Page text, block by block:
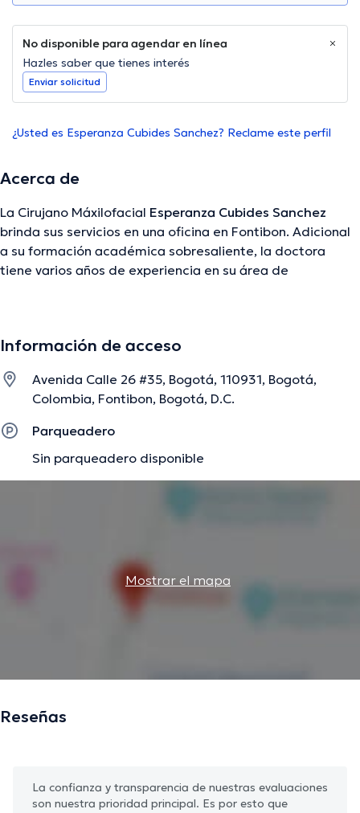
No disponible para agendar en línea
Hazles saber que tienes interés
Enviar solicitud
¿Usted es Esperanza Cubides Sanchez? Reclame este perfil
Acerca de
La Cirujano Máxilofacial Esperanza Cubides Sanchez
brinda sus servicios en una oficina en Fontibon. Adicional
a su formación académica sobresaliente, la doctora
tiene varios años de experiencia en su área de
asociaciones médicas. Esperanza Cubides Sanchez ha
una formación continua en su ámbito de especialización y
ha publicado importantes publicaciones. Español son los
idiomas operados por la doctora.
Información de acceso
Avenida Calle 26 #35, Bogotá, 110931, Bogotá,
Colombia, Fontibon, Bogotá, D.C.
Parqueadero
Sin parqueadero disponible
Mostrar el mapa
Reseñas
La confianza y transparencia de nuestras evaluaciones
son nuestra prioridad principal. Es por esto que